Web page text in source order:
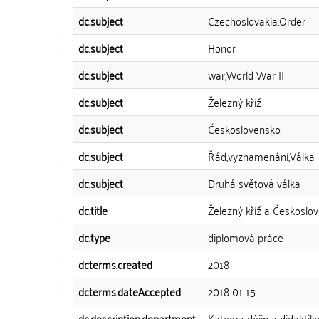
dc.subject
Czechoslovakia,Order
dc.subject
Honor
dc.subject
war,World War II
dc.subject
Železný kříž
dc.subject
Československo
dc.subject
Řád,vyznamenání,Válka
dc.subject
Druhá světová válka
dc.title
Železný kříž a
dc.type
diplomová práce
dcterms.created
2018
dcterms.dateAccepted
2018-01-15